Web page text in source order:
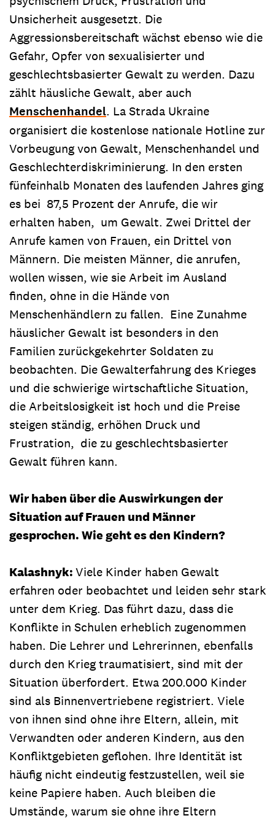
Unsicherheit ausgesetzt. Die
Aggressionsbereitschaft wächst ebenso wie die
Gefahr, Opfer von sexualisierter und
geschlechtsbasierter Gewalt zu werden. Dazu
zählt häusliche Gewalt, aber auch
Menschenhandel. La Strada Ukraine
organisiert die kostenlose nationale Hotline zur
Vorbeugung von Gewalt, Menschenhandel und
Geschlechterdiskriminierung. In den ersten
fünfeinhalb Monaten des laufenden Jahres ging
es bei 87,5 Prozent der Anrufe, die wir
erhalten haben, um Gewalt. Zwei Drittel der
Anrufe kamen von Frauen, ein Drittel von
Männern. Die meisten Männer, die anrufen,
wollen wissen, wie sie Arbeit im Ausland
finden, ohne in die Hände von
Menschenhändlern zu fallen. Eine Zunahme
häuslicher Gewalt ist besonders in den
Familien zurückgekehrter Soldaten zu
beobachten. Die Gewalterfahrung des Krieges
und die schwierige wirtschaftliche Situation,
die Arbeitslosigkeit ist hoch und die Preise
steigen ständig, erhöhen Druck und
Frustration, die zu geschlechtsbasierter
Gewalt führen kann.
Wir haben über die Auswirkungen der
Situation auf Frauen und Männer
gesprochen. Wie geht es den Kindern?
Kalashnyk:Viele Kinder haben Gewalt
erfahren oder beobachtet und leiden sehr stark
unter dem Krieg. Das führt dazu, dass die
Konflikte in Schulen erheblich zugenommen
haben. Die Lehrer und Lehrerinnen, ebenfalls
durch den Krieg traumatisiert, sind mit der
Situation überfordert. Etwa 200.000 Kinder
sind als Binnenvertriebene registriert. Viele
von ihnen sind ohne ihre Eltern, allein, mit
Verwandten oder anderen Kindern, aus den
Konfliktgebieten geflohen. Ihre Identität ist
häufig nicht eindeutig festzustellen, weil sie
keine Papiere haben. Auch bleiben die
Umstände, warum sie ohne ihre Eltern